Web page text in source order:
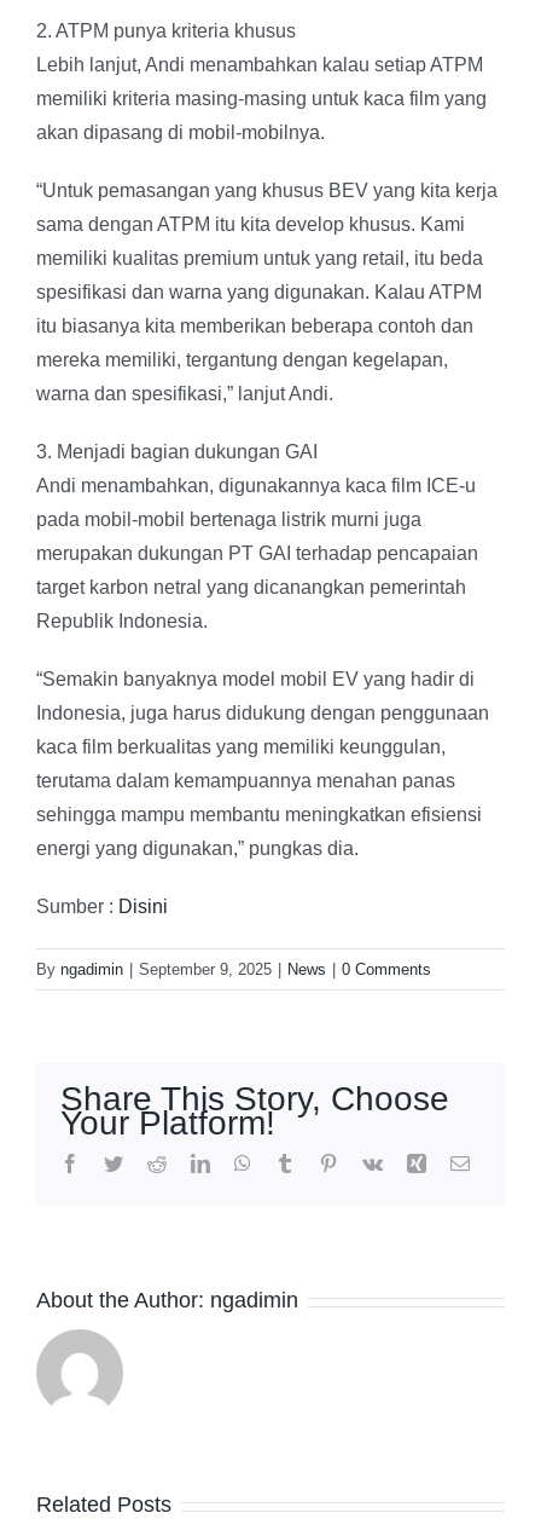
2. ATPM punya kriteria khusus
Lebih lanjut, Andi menambahkan kalau setiap ATPM
memiliki kriteria masing-masing untuk kaca film yang
akan dipasang di mobil-mobilnya.
“Untuk pemasangan yang khusus BEV yang kita kerja
sama dengan ATPM itu kita develop khusus. Kami
memiliki kualitas premium untuk yang retail, itu beda
spesifikasi dan warna yang digunakan. Kalau ATPM
itu biasanya kita memberikan beberapa contoh dan
mereka memiliki, tergantung dengan kegelapan,
warna dan spesifikasi,” lanjut Andi.
3. Menjadi bagian dukungan GAI
Andi menambahkan, digunakannya kaca film ICE-u
pada mobil-mobil bertenaga listrik murni juga
merupakan dukungan PT GAI terhadap pencapaian
target karbon netral yang dicanangkan pemerintah
Republik Indonesia.
“Semakin banyaknya model mobil EV yang hadir di
Indonesia, juga harus didukung dengan penggunaan
kaca film berkualitas yang memiliki keunggulan,
terutama dalam kemampuannya menahan panas
sehingga mampu membantu meningkatkan efisiensi
energi yang digunakan,” pungkas dia.
Sumber : Disini
By ngadimin September 9, 2025 News 0 Comments
Share This Story, Choose
Your Platform!
About the Author: ngadimin
Related Posts
Bukan